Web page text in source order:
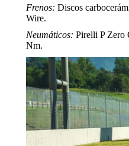
Frenos: Discos
Wire.
Neumáticos: Pirelli P Zero
Nm.